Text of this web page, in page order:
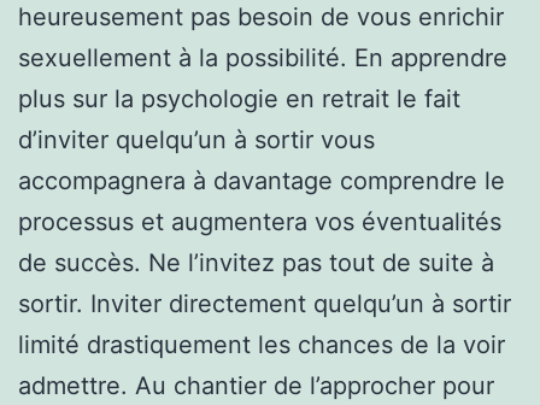
heureusement pas besoin de vous enrichir
sexuellement à la possibilité. En apprendre
plus sur la psychologie en retrait le fait
d’inviter quelqu’un à sortir vous
accompagnera à davantage comprendre le
processus et augmentera vos éventualités
de succès. Ne l’invitez pas tout de suite à
sortir. Inviter directement quelqu’un à sortir
limité drastiquement les chances de la voir
admettre. Au chantier de l’approcher pour